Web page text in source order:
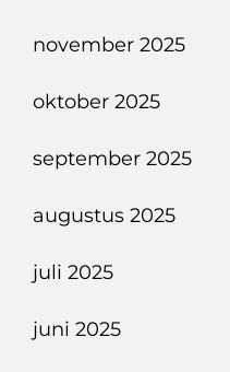
november 2025
oktober 2025
september 2025
augustus 2025
juli 2025
juni 2025